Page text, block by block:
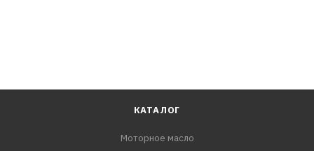
КАТАЛОГ
Моторное масло